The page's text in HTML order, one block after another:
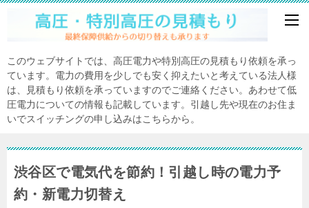
このウェブサイトでは、高圧電力や特別高圧の見積もり依頼を承っ
ています。電力の費用を少しでも安く抑えたいと考えている法人様
は、見積もり依頼を承っていますのでご連絡ください。あわせて低
圧電力についての情報も記載しています。引越し先や現在のお住ま
いでスイッチングの申し込みはこちらから。
渋谷区で電気代を節約！引越し時の電力予
約・新電力切替え